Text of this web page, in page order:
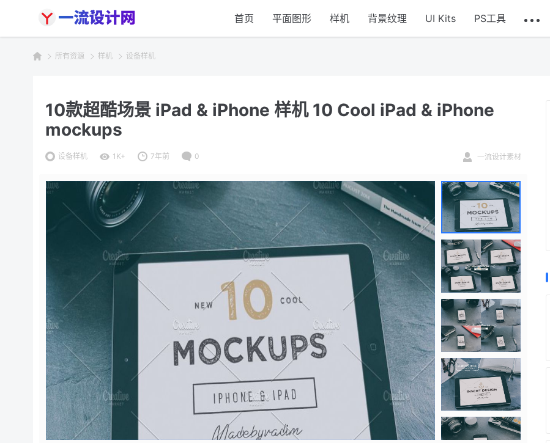
首页 平面图形 样机 背景纹理 UI Kits PS工具
所有资源 样机 设备样机
10款超酷场景 iPad & iPhone 样机 10 Cool iPad & iPhone
mockups
设备样机 1K+ 7年前 0 一流设计素材